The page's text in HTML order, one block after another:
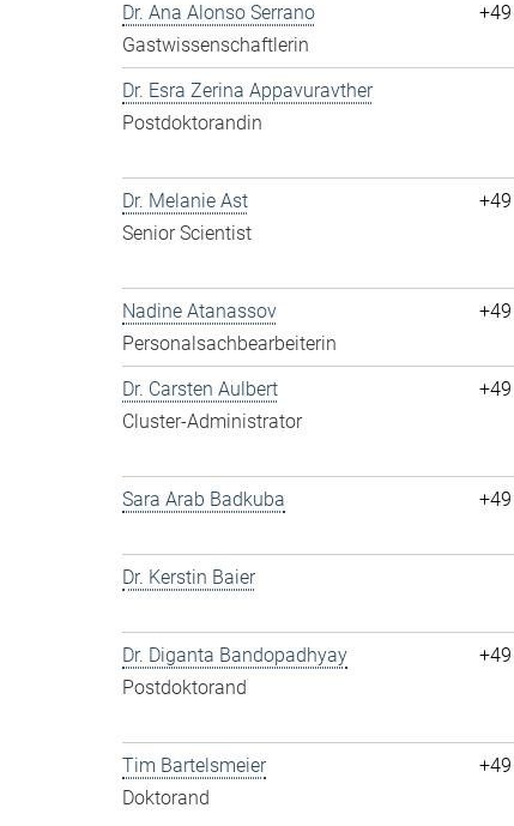
Dr. Ana Alonso Serrano
Gastwissenschaftlerin
Dr. Esra Zerina Appavuravther
Postdoktorandin
Dr. Melanie Ast
Senior Scientist
Nadine Atanassov
Personalsachbearbeiterin
Dr. Carsten Aulbert
Cluster-Administrator
Sara Arab Badkuba
Dr. Kerstin Baier
Dr. Diganta Bandopadhyay
Postdoktorand
Tim Bartelsmeier
Doktorand